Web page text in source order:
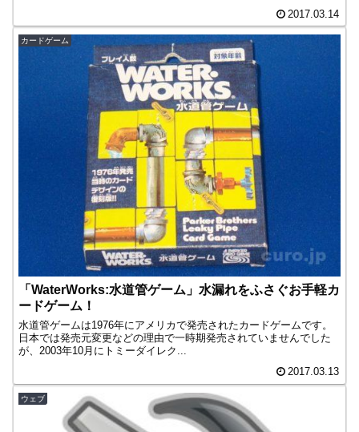
2017.03.14
カードゲーム
「WaterWorks:水道管ゲーム」水漏れをふさぐお手軽カ
ードゲーム！
水道管ゲームは1976年にアメリカで発売されたカードゲームです。
日本では発売元変更などの理由で一時期発売されていませんでした
が、2003年10月にトミーダイレク...
2017.03.13
ウェブ